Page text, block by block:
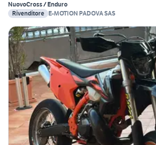
NuovoCross / Enduro
Rivenditore E-MOTION PADOVA SAS